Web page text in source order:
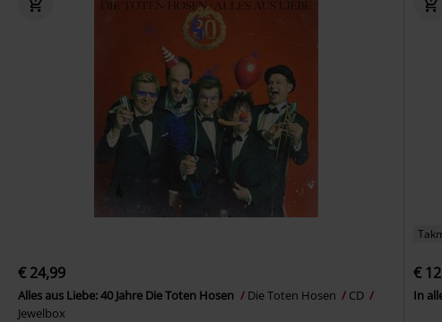
€ 24,99
Alles aus Liebe: 40 Jahre Die Toten Hosen Die Toten Hosen
CD
Jewelbox
€
In